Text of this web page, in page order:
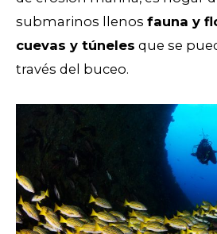
submarinos llenos fauna y
cuevas y túneles que se
través del buceo.